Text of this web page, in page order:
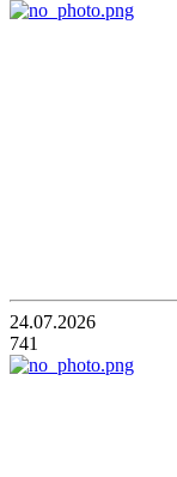
24.07.2026
741